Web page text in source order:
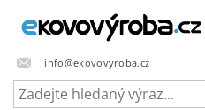
info@ekovovyroba.cz